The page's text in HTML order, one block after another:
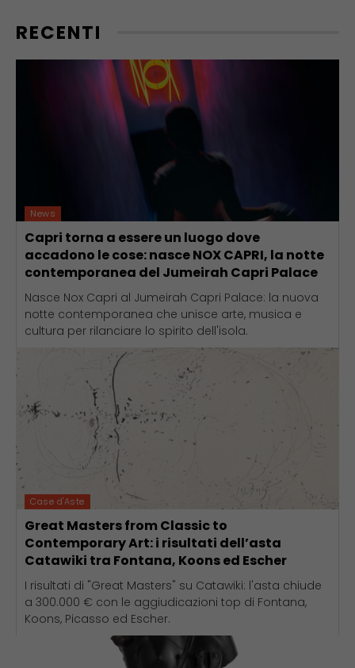
RECENTI
News
Capri torna a essere un luogo dove
accadono le cose: nasce NOX CAPRI, la notte
contemporanea del Jumeirah Capri Palace
Nasce Nox Capri al Jumeirah Capri Palace: la nuova
notte contemporanea che unisce arte, musica e
cultura per rilanciare lo spirito dell'isola.
Case d'Aste
Great Masters from Classic to
Contemporary Art: i risultati dell’asta
Catawiki tra Fontana, Koons ed Escher
I risultati di "Great Masters" su Catawiki: l'asta chiude
a 300.000 € con le aggiudicazioni top di Fontana,
Koons, Picasso ed Escher.